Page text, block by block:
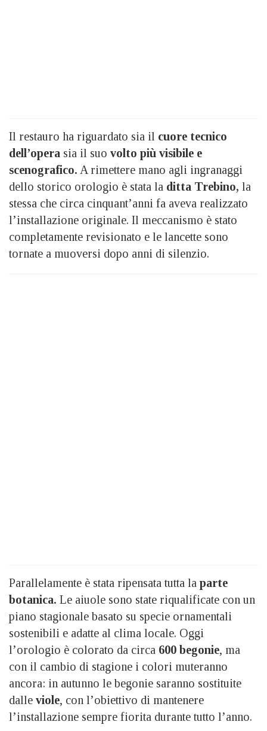
Il restauro ha riguardato sia il cuore tecnico
dell’opera sia il suo volto più visibile e
scenografico. A rimettere mano agli ingranaggi
dello storico orologio è stata la ditta Trebino, la
stessa che circa cinquant’anni fa aveva realizzato
l’installazione originale. Il meccanismo è stato
completamente revisionato e le lancette sono
tornate a muoversi dopo anni di silenzio.
Parallelamente è stata ripensata tutta la parte
botanica. Le aiuole sono state riqualificate con un
piano stagionale basato su specie ornamentali
sostenibili e adatte al clima locale. Oggi
l’orologio è colorato da circa 600 begonie, ma
con il cambio di stagione i colori muteranno
ancora: in autunno le begonie saranno sostituite
dalle viole, con l’obiettivo di mantenere
l’installazione sempre fiorita durante tutto l’anno.